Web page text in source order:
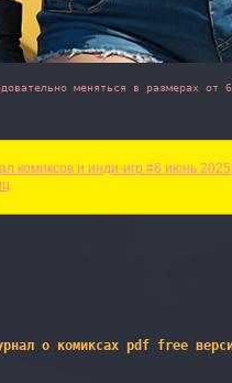
меняться в размерах от
комиксов и инди-игр #6 июнь 2025
о комиксах pdf free